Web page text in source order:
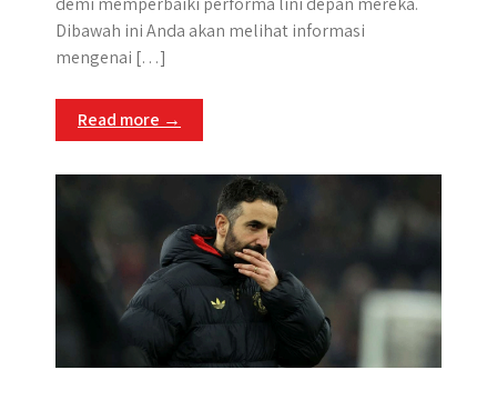
Dibawah ini Anda akan melihat informasi
mengenai […]
Read more →